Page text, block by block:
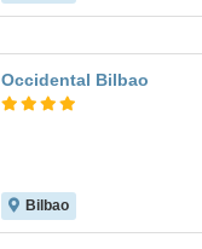
Occidental Bilbao
Bilbao